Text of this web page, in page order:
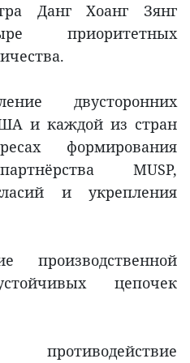
Данг Хоанг Зянг
приоритетных
двусторонних
и каждой из стран
формирования
MUSP,
и укрепления
производственной
цепочек